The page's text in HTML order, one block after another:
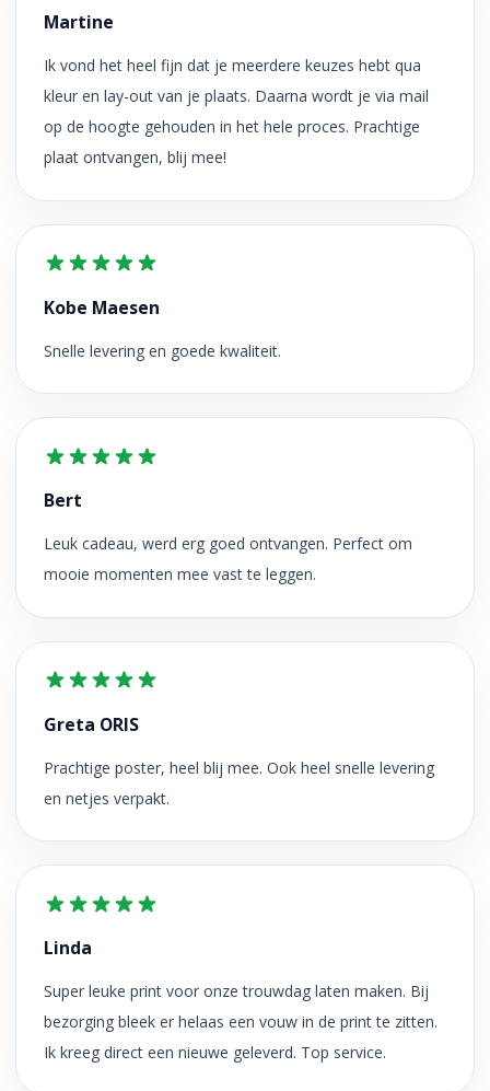
Martine
Ik vond het heel fijn dat je meerdere keuzes hebt qua
kleur en lay-out van je plaats. Daarna wordt je via mail
op de hoogte gehouden in het hele proces. Prachtige
plaat ontvangen, blij mee!
Kobe Maesen
Snelle levering en goede kwaliteit.
Bert
Leuk cadeau, werd erg goed ontvangen. Perfect om
mooie momenten mee vast te leggen.
Greta ORIS
Prachtige poster, heel blij mee. Ook heel snelle levering
en netjes verpakt.
Linda
Super leuke print voor onze trouwdag laten maken. Bij
bezorging bleek er helaas een vouw in de print te zitten.
Ik kreeg direct een nieuwe geleverd. Top service.